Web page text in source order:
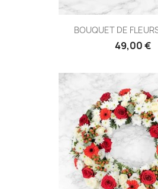
BOUQUET DE
49,00 €